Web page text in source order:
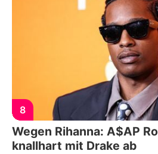
8
Wegen Rihanna: A$AP
knallhart mit Drake ab